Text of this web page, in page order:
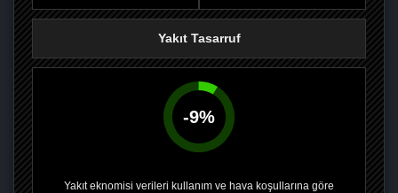
Yakıt Tasarruf
-9%
Yakıt eknomisi verileri kullanım ve hava koşullarına göre